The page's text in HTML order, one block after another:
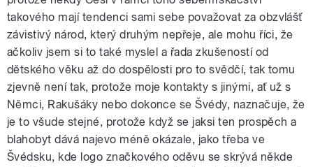
takového mají tendenci sami sebe považovat za obzvlášť
závistivý národ, který druhým nepřeje, ale mohu říci, že
ačkoliv jsem si to také myslel a řada zkušeností od
dětského věku až do dospělosti pro to svědčí, tak tomu
zjevně není tak, protože moje kontakty s jinými, ať už s
Němci, Rakušáky nebo dokonce se Švédy, naznačuje, že
je to všude stejné, protože když se jaksi ten prospěch a
blahobyt dává najevo méně okázale, jako třeba ve
Švédsku, kde logo značkového oděvu se skrývá někde